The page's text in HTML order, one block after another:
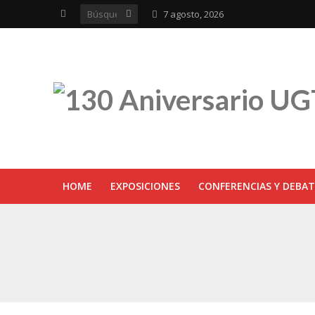
7 agosto, 2026
HOME EXPOSICIONES CONFERENCIAS Y